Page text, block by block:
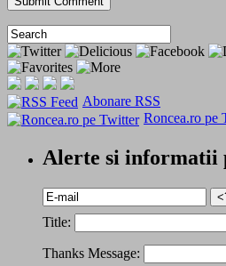
Abonare RSS
Roncea.ro pe
Alerte si informatii
Title:
Thanks Message: